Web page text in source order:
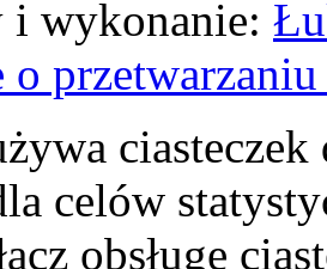
i wykonanie:
o
celów
obsługę